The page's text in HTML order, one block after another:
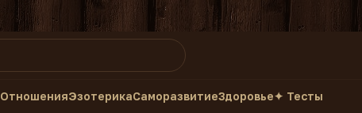
ОтношенияЭзотерикаСаморазвитиеЗдоровье✦ Тесты